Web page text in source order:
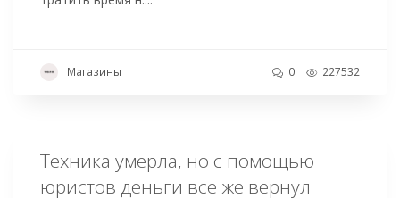
Магазины 0 227532
Техника умерла, но с помощью
юристов деньги все же вернул